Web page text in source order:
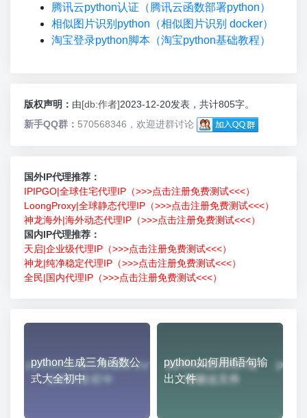
腾讯云python认证（腾讯云函数部署python）
相似图片识别python（相似图片识别 docker）
淘宝登录python脚本（淘宝python基础教程）
版权声明： 由[db:作者]2023-12-20发表，共计805字。
新手QQ群： 570568346，欢迎进群讨论
国外IP代理推荐：
IPIPGO|全球住宅代理IP（>>>点击注册免费测试<<<）
LoongProxy|全球静态代理IP（>>>点击注册免费测试<<<）
神龙海外|海外动态代理IP（>>>点击注册免费测试<<<）
国内IP代理推荐：
天启|企业级代理IP（>>>点击注册免费测试<<<）
神龙|纯净稳定代理IP（>>>点击注册免费测试<<<）
全民|国内代理IP（>>>点击注册免费测试<<<）
python生成三角函数公
式大全初中
python如何用if语句输
出文件